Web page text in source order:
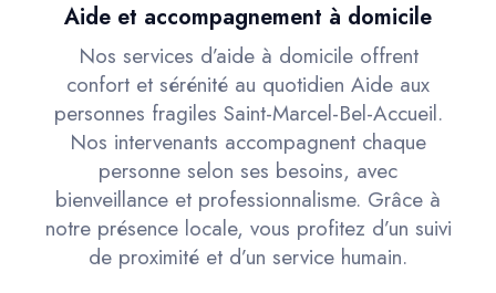
Aide et accompagnement à domicile
Nos services d’aide à domicile offrent
confort et sérénité au quotidien Aide aux
personnes fragiles Saint-Marcel-Bel-Accueil.
Nos intervenants accompagnent chaque
personne selon ses besoins, avec
bienveillance et professionnalisme. Grâce à
notre présence locale, vous profitez d’un suivi
de proximité et d’un service humain.